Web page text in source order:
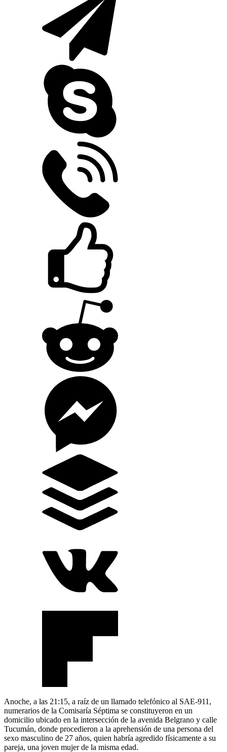
Anoche, a las 21:15, a raíz de un llamado telefónico al SAE-911,
numerarios de la Comisaría Séptima se constituyeron en un
domicilio ubicado en la intersección de la avenida Belgrano y calle
Tucumán, donde procedieron a la aprehensión de una persona del
sexo masculino de 27 años, quien habría agredido físicamente a su
pareja, una joven mujer de la misma edad.